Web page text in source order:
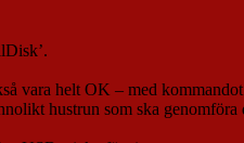
vara helt OK – med
hustrun som ska genomföra